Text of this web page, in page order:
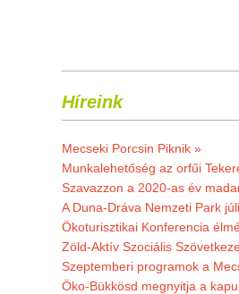
Híreink
Mecseki Porcsin Piknik »
Munkalehetőség az orfűi
Szavazzon a 2020-as év
A Duna-Dráva Nemzeti Park
Ökoturisztikai Konferencia
Zöld-Aktív Szociális
Szeptemberi programok a
Öko-Bükkösd megnyitja a